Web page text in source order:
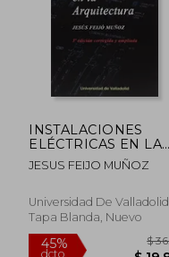
INSTALACIONES
ELÉCTRICAS EN LA
ARQUITECTURA
(Manuales y textos
arquitectura)
JESUS FEIJO MUÑOZ
Universidad De Valladolid,
Tapa Blanda, Nuevo